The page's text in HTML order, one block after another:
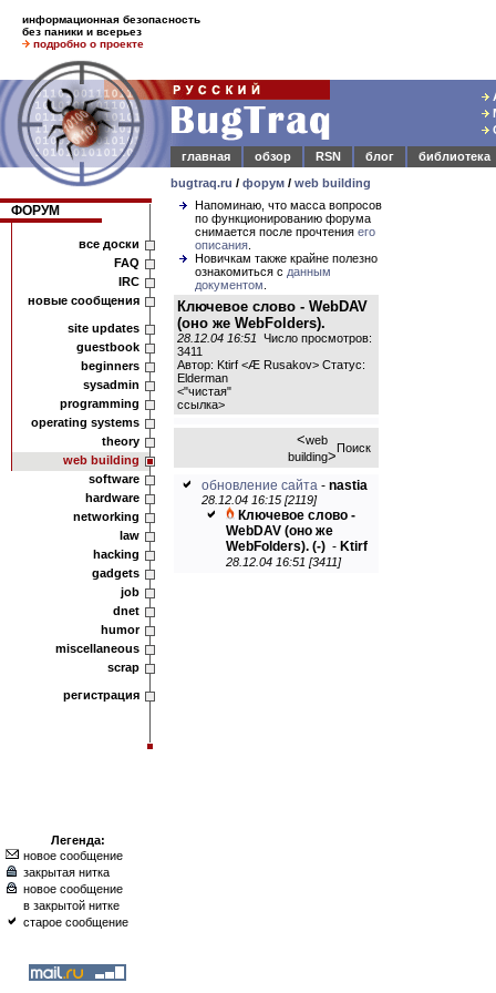
информационная безопасность
без паники и всерьез
подробно о проекте
главная
обзор RSN блог
библиотека
bugtraq.ru / форум / web building
ФОРУМ
все доски
FAQ
IRC
новые сообщения
site updates
guestbook
beginners
sysadmin
programming
operating systems
theory
web building
software
hardware
networking
law
hacking
gadgets
job
dnet
humor
miscellaneous
scrap
регистрация
Легенда:
новое сообщение
закрытая нитка
новое сообщение
в закрытой нитке
старое сообщение
Напоминаю, что масса вопросов
по функционированию форума
снимается после прочтения его
описания
Новичкам также крайне полезно
ознакомиться с данным
документом
Ключевое слово - WebDAV
(оно же WebFolders).
28.12.04 16:51 Число просмотров:
3411
Автор: Ktirf <Æ Rusakov> Статус:
Elderman
<"чистая"
ссылка>
<web
building>Поиск
обновление сайта - nastia
28.12.04 16:15 [2119]
Ключевое слово -
WebDAV (оно же
WebFolders). (-) - Ktirf
28.12.04 16:51 [3411]